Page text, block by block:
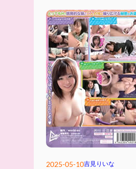
2025-05-10吉見りいな